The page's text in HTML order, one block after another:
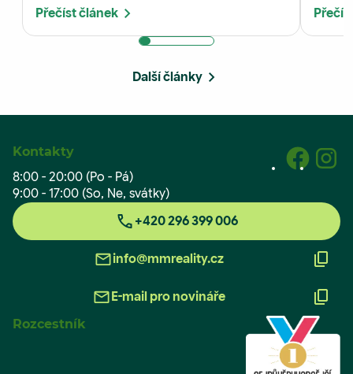
Přečíst článek
Další články
Kontakty
8:00 - 20:00 (Po - Pá)
9:00 - 17:00 (So, Ne, svátky)
+420 296 399 006
info@mmreality.cz
E-mail pro novináře
Rozcestník